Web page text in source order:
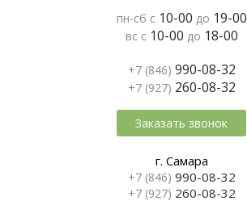
пн-сб с 10-00 до 19-00
вс с 10-00 до 18-00
+7 (846) 990-08-32
+7 (927) 260-08-32
Заказать звонок
г. Самара
+7 (846) 990-08-32
+7 (927) 260-08-32